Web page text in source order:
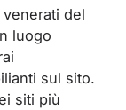
del
luogo
sul sito.
siti più